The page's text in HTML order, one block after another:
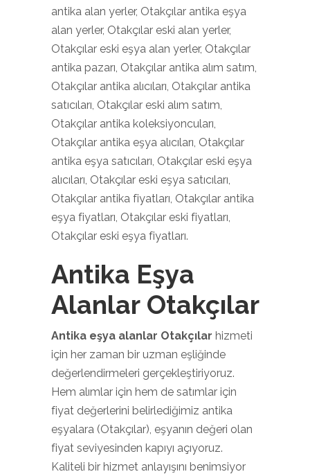
antika alan yerler, Otakçılar antika eşya
alan yerler, Otakçılar eski alan yerler,
Otakçılar eski eşya alan yerler, Otakçılar
antika pazarı, Otakçılar antika alım satım,
Otakçılar antika alıcıları, Otakçılar antika
satıcıları, Otakçılar eski alım satım,
Otakçılar antika koleksiyoncuları,
Otakçılar antika eşya alıcıları, Otakçılar
antika eşya satıcıları, Otakçılar eski eşya
alıcıları, Otakçılar eski eşya satıcıları,
Otakçılar antika fiyatları, Otakçılar antika
eşya fiyatları, Otakçılar eski fiyatları,
Otakçılar eski eşya fiyatları.
Antika Eşya
Alanlar Otakçılar
Antika eşya alanlar Otakçılar hizmeti
için her zaman bir uzman eşliğinde
değerlendirmeleri gerçekleştiriyoruz.
Hem alımlar için hem de satımlar için
fiyat değerlerini belirlediğimiz antika
eşyalara (Otakçılar), eşyanın değeri olan
fiyat seviyesinden kapıyı açıyoruz.
Kaliteli bir hizmet anlayışını benimsiyor